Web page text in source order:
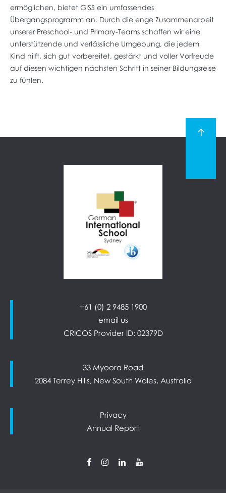
ermöglichen, bietet GISS ein umfassendes
Übergangsprogramm an. Durch die enge Zusammenarbeit
unserer Preschool- und Primary-Teams schaffen wir eine
unterstützende und verlässliche Umgebung, die jedem
Kind hilft, sich gut vorbereitet, gestärkt und voller Vorfreude
auf diesen wichtigen nächsten Schritt in seiner Bildungsreise
zu fühlen.
+61 (0) 2 9485 1900
email us
CRICOS Provider ID: 02379D
33 Myoora Road
2084 Terrey Hills, New South Wales, Australia
Privacy
Annual Report